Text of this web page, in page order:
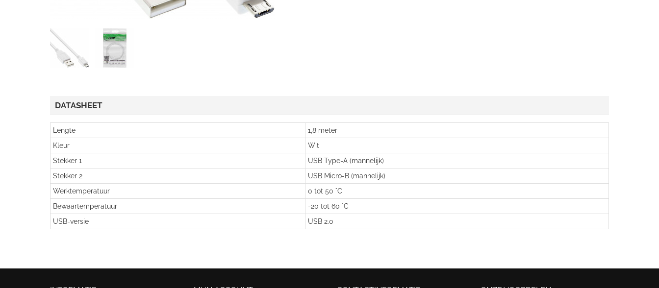
DATASHEET
Lengte
1,8 meter
Kleur
Wit
Stekker 1
USB Type-A (mannelijk)
Stekker 2
USB Micro-B (mannelijk)
Werktemperatuur
0 tot 50 °C
Bewaartemperatuur
-20 tot 60 °C
USB-versie
USB 2.0